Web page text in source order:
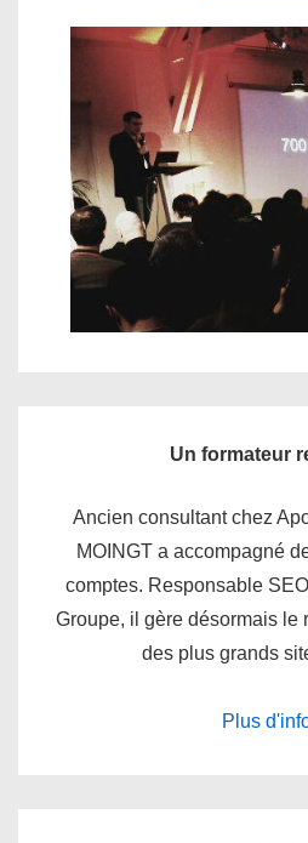
Un formateur
Ancien consultant chez
MOINGT a accompagné
comptes. Responsable
Groupe, il gère désormais le
des plus grands
Plus